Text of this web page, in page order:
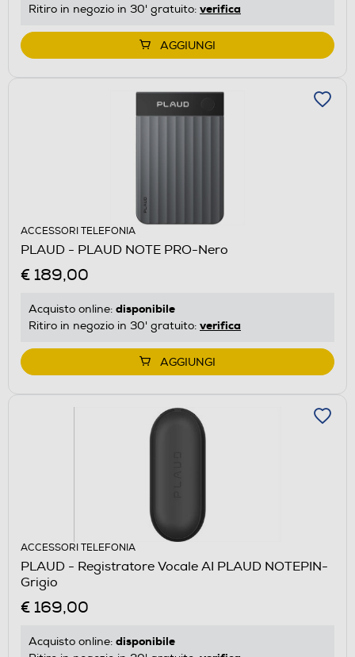
Ritiro in negozio in 30' gratuito: verifica
AGGIUNGI
ACCESSORI TELEFONIA
PLAUD - PLAUD NOTE PRO-Nero
€ 189,00
Acquisto online: disponibile
Ritiro in negozio in 30' gratuito: verifica
AGGIUNGI
ACCESSORI TELEFONIA
PLAUD - Registratore Vocale AI PLAUD NOTEPIN-
Grigio
€ 169,00
Acquisto online: disponibile